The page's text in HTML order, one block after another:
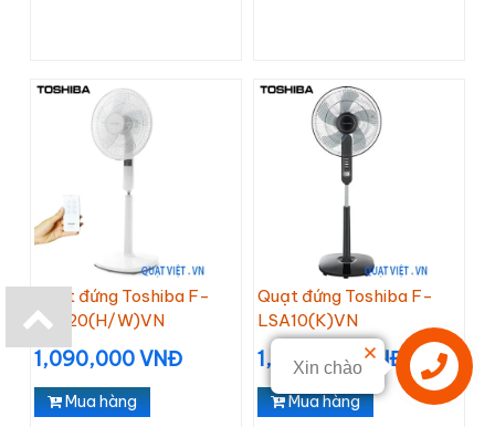
Quạt đứng Toshiba F-
LSA20(H/W)VN
1,090,000 VNĐ
Mua hàng
Quạt đứng Toshiba F-
LSA10(K)VN
1,020,000 VNĐ
Mua hàng
Xin chào